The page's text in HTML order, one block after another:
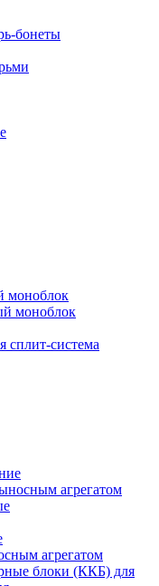
бонеты
моноблок
моноблок
сплит-система
агрегатом
агрегатом
блоки (ККБ) для